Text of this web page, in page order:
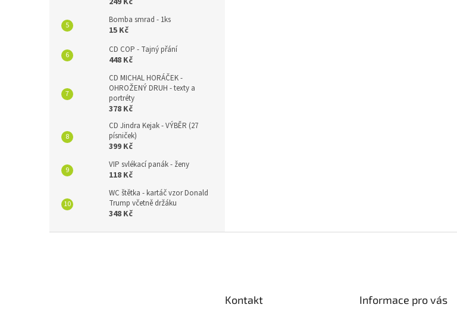
Bomba smrad - 1ks
15 Kč
CD COP - Tajný přání
448 Kč
CD MICHAL HORÁČEK -
OHROŽENÝ DRUH - texty a
portréty
378 Kč
CD Jindra Kejak - VÝBĚR (27
písniček)
399 Kč
VIP svlékací panák - ženy
118 Kč
WC štětka - kartáč vzor Donald
Trump včetně držáku
348 Kč
Kontakt Informace pro vás